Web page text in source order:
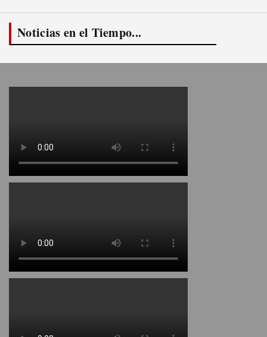
Noticias en el Tiempo...